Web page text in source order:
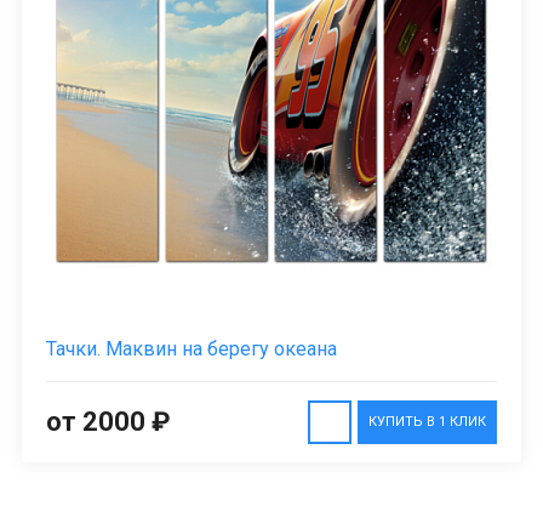
Тачки. Маквин на берегу океана
КУПИТЬ В 1 КЛИК
от 2000 ₽